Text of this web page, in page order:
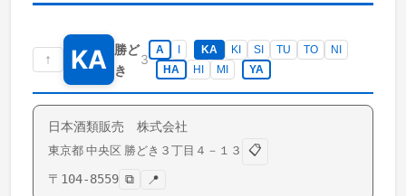
↑ KA 勝ど
き
3
A KA KI SI TU TO
NI
HA
HI MI YA
日本酒類販売 株式会社
東京都 中央区 勝どき ３丁目４－１３
📋
〒 104-8559 ⧉ 📍